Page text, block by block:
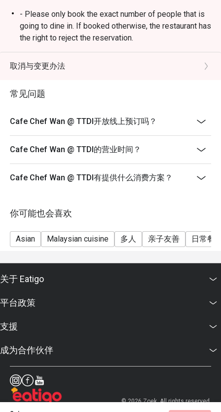
🥤 招牌饮品
・为您献上清爽解渴的在地特色茶饮、热带风味果汁，以
及无酒精特调沁饮。
⭐ Google 评分：4.5 分（来自 1850 条评论）
是想从日常生活中来一场美味的“出走”。
- Please only book the exact number of people that is
going to dine in. If booked otherwise, the restaurant has
the right to reject the reservation.
- Customers need to arrive within 15 mins of the
reservation slot booked.
mins only.
取消与变更办法
常见问题
Cafe Chef Wan @ TTDI开放线上预订吗？
Cafe Chef Wan @ TTDI的营业时间？
Cafe Chef Wan @ TTDI有提供什么消费方案？
你可能也会喜欢
Asian Malaysian cuisine 多人 亲子友善 日常餐
关于 Eatigo
平台政策
支援
成为合作伙伴
© 2026 Zoek. All rights reserved.